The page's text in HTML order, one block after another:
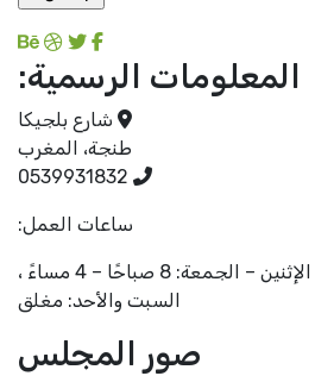
المعلومات الرسمية:
شارع بلجيكا
طنجة، المغرب
0539931832
ساعات العمل:
الإثنين – الجمعة: 8 صباحًا – 4 مساءً ،
السبت والأحد: مغلق
صور المجلس